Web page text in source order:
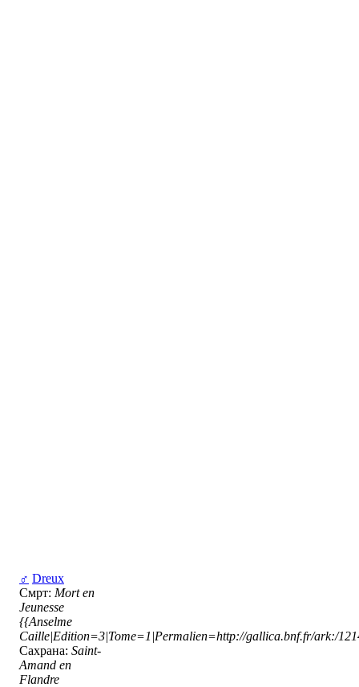
♂ Dreux
Смрт: Mort en
Jeunesse
{{Anselme
Caille|Edition=3|Tome=1|Permalien=http://gallica.bnf.fr/ark:/
Сахрана: Saint-
Amand en
Flandre